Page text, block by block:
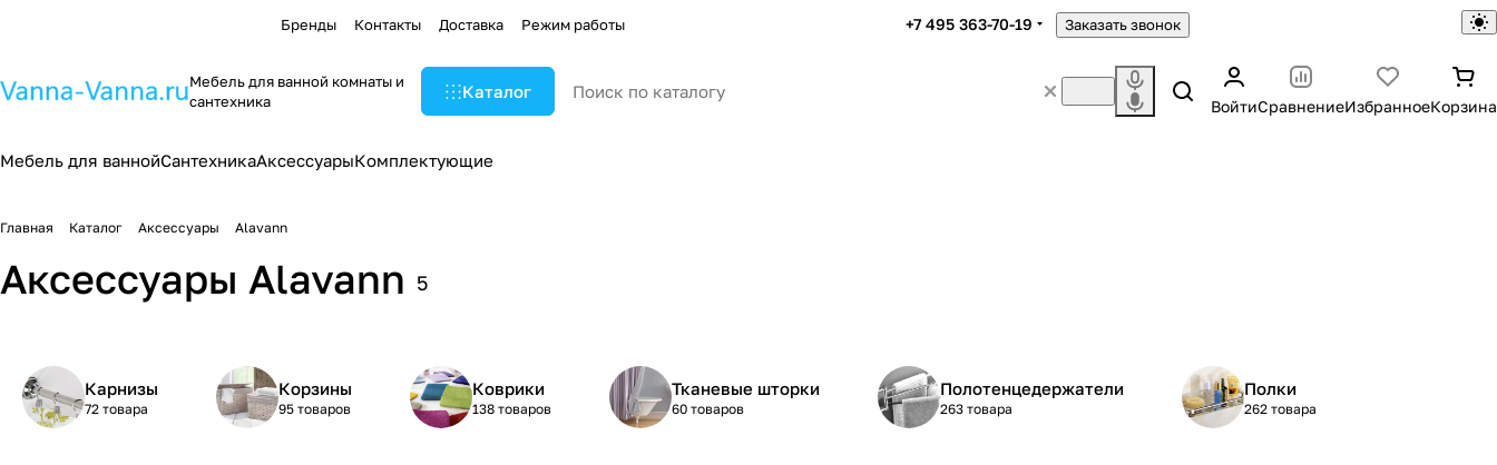
Бренды Контакты Доставка Режим работы +7 495 363-70-19 Заказать звонок
Мебель для ванной комнаты и
сантехника
Каталог
ВойтиСравнениеИзбранноеКорзина
Мебель для ваннойСантехникаАксессуарыКомплектующие
Главная Каталог Аксессуары Alavann
Аксессуары Alavann 5
Карнизы
72 товара
Корзины
95 товаров
Коврики
138 товаров
Тканевые шторки
60 товаров
Полотенцедержатели
263 товара
Полки
262 товара